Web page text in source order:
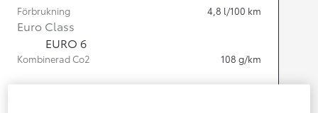
Förbrukning 4,8 l/100 km
Euro Class
EURO 6
Kombinerad Co2 108 g/km